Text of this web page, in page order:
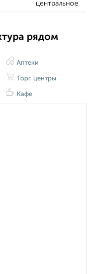
центральное
рядом
Аптеки
Торг. центры
Кафе